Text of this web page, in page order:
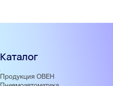
Каталог
Продукция ОВЕН